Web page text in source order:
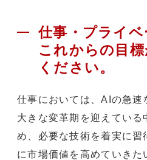
仕事・プライベ
これからの目
ください。
仕事においては、AIの急速
大きな変革期を迎えている
め、必要な技術を着実に習
に市場価値を高めていきた